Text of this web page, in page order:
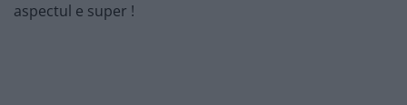
aspectul e super !